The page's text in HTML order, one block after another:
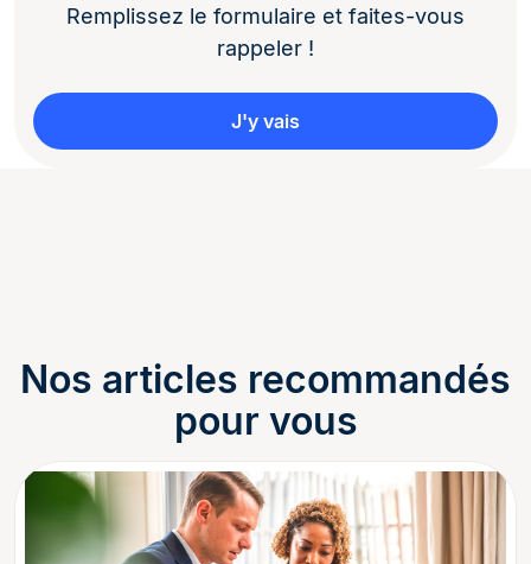
Remplissez le formulaire et faites-vous
rappeler !
J'y vais
Nos articles recommandés
pour vous